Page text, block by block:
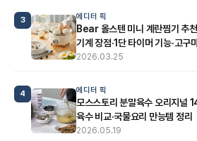
3 에디터 픽
Bear 올스텐 미니 계란찜기 추
기계 장점·1단 타이머 기능·고구
2026.03.25
4 에디터 픽
모스스토리 분말육수 오리지널
육수 비교·국물요리 만능템 정리
2026.05.19